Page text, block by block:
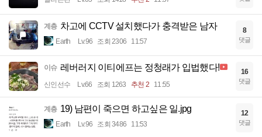
계층 차고에 CCTV 설치했다가 충격받은 남자
Earth Lv.96 조회 2306 11:57
8
댓글
이슈 레버러지 이티에프는 정청래가 입법했다!
신인선수 Lv.66 조회 1263 추천 2 11:55
16
댓글
계층 19) 남편이 죽으면 하고싶은 일.jpg
Earth Lv.96 조회 3486 11:53
12
댓글